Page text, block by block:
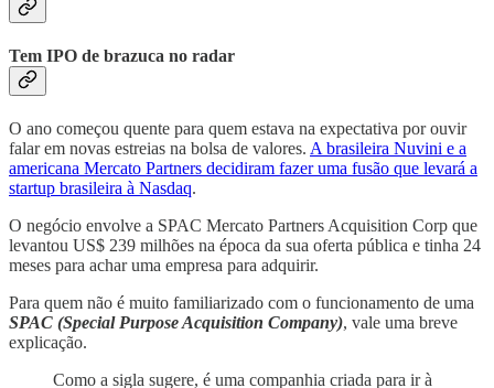
Tem IPO de brazuca no radar
O ano começou quente para quem estava na expectativa por ouvir
falar em novas estreias na bolsa de valores. A brasileira Nuvini e a
americana Mercato Partners decidiram fazer uma fusão que levará a
startup brasileira à Nasdaq.
O negócio envolve a SPAC Mercato Partners Acquisition Corp que
levantou US$ 239 milhões na época da sua oferta pública e tinha 24
meses para achar uma empresa para adquirir.
Para quem não é muito familiarizado com o funcionamento de uma
SPAC (Special Purpose Acquisition Company), vale uma breve
explicação.
Como a sigla sugere, é uma companhia criada para ir à